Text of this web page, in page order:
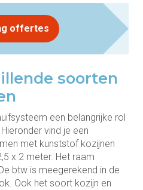
offertes
soorten
een belangrijke rol
vind je een
met kunststof kozijnen
x 2 meter. Het raam
btw is meegerekend in de
Ook het soort kozijn en